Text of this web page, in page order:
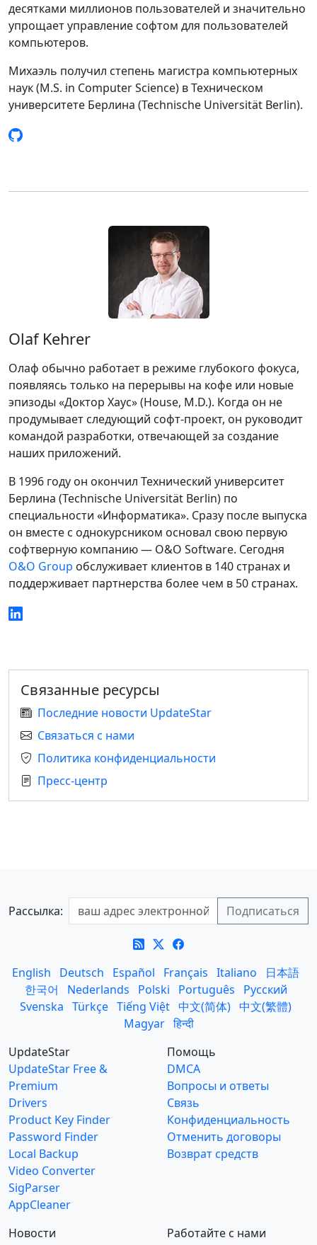
десятками миллионов пользователей и значительно
упрощает управление софтом для пользователей
компьютеров.
Михаэль получил степень магистра компьютерных
наук (M.S. in Computer Science) в Техническом
университете Берлина (Technische Universität Berlin).
Olaf Kehrer
Олаф обычно работает в режиме глубокого фокуса,
появляясь только на перерывы на кофе или новые
эпизоды «Доктор Хаус» (House, M.D.). Когда он не
продумывает следующий софт-проект, он руководит
командой разработки, отвечающей за создание
наших приложений.
В 1996 году он окончил Технический университет
Берлина (Technische Universität Berlin) по
специальности «Информатика». Сразу после выпуска
он вместе с однокурсником основал свою первую
софтверную компанию — O&O Software. Сегодня
O&O Group обслуживает клиентов в 140 странах и
поддерживает партнерства более чем в 50 странах.
Связанные ресурсы
Последние новости UpdateStar
Связаться с нами
Политика конфиденциальности
Пресс-центр
Рассылка:
English Deutsch Español Français Italiano
日本語
한국어
Nederlands Polski Português
Русский
Svenska Türkçe Tiếng Việt 中文(简体) 中文(繁體)
Magyar हिन्दी
UpdateStar
UpdateStar Free &
Premium
Drivers
Product Key Finder
Password Finder
Local Backup
Video Converter
SigParser
AppCleaner
Помощь
DMCA
Вопросы и ответы
Связь
Конфиденциальность
Отменить договоры
Возврат средств
Новости
Работайте с нами